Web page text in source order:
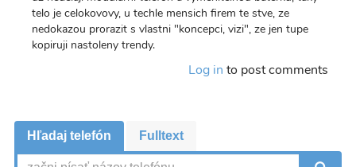
telo je celokovovy, u techle mensich firem te stve, ze
nedokazou prorazit s vlastni "koncepci, vizi", ze jen tupe
kopiruji nastoleny trendy.
Log in to post comments
Hľadaj telefón Fulltext